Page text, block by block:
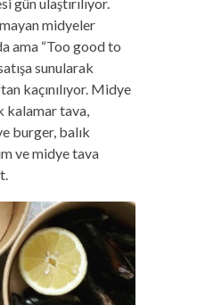
midyeler
ama “Too good to
sunularak
kaçınılıyor. Midye
kalamar tava,
burger, balık
ve midye tava